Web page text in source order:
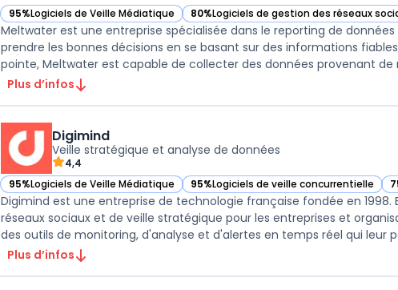
95%Logiciels de Veille Médiatique
— voir Meltwater dans cette catégorie80%Logiciels de gestion des réseaux
— voir Meltwater dans cette catégorie
Meltwater est une entreprise spécialisée dans le reporting de
prendre les bonnes décisions en se basant sur des informations
pointe, Meltwater est capable de collecter des données provenant de
Plus d’infos
Digimind
Veille stratégique et analyse de données
4,4
95%Logiciels de Veille Médiatique
— voir Digimind dans cette catégorie95%Logiciels de veille concurrentielle
— voir Digimind dans cette catégorie —
Digimind est une entreprise de technologie française fondée en 1998.
réseaux sociaux et de veille stratégique pour les entreprises et
des outils de monitoring, d'analyse et d'alertes en temps réel qui leur
Plus d’infos